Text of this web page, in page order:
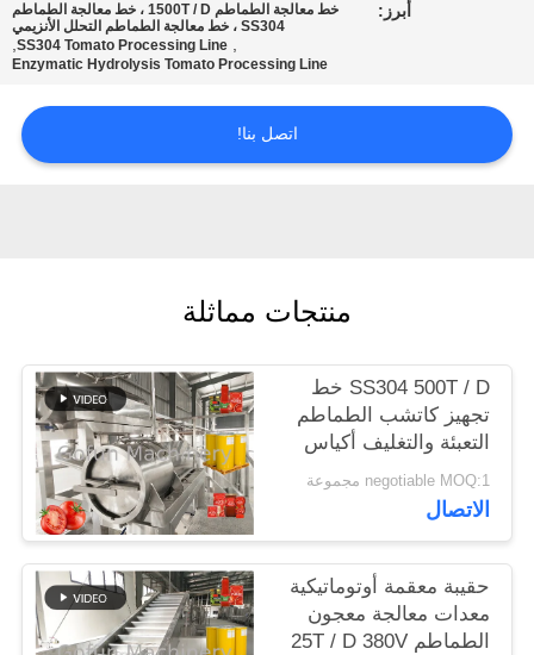
الجودة
حالات
اطلب
اقتباس
خريطة
الموقع
أبرز:
خط معالجة الطماطم 1500T / D ، خط معالجة الطماطم
SS304 ، خط معالجة الطماطم التحلل الأنزيمي
,
SS304 Tomato Processing Line
,
Enzymatic Hydrolysis Tomato Processing Line
اتصل بنا!
منتجات مماثلة
SS304 500T / D خط
تجهيز كاتشب الطماطم
التعبئة والتغليف أكياس
معقمة
negotiable MOQ:1 مجموعة
الاتصال
حقيبة معقمة أوتوماتيكية
معدات معالجة معجون
الطماطم 25T / D 380V